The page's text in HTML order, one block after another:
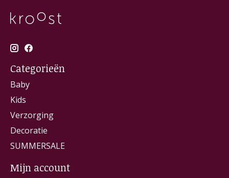
Categorieën
Baby
Kids
Verzorging
Decoratie
SUMMERSALE
Mijn account